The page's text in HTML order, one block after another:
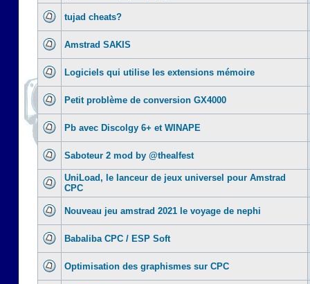
tujad cheats?
Amstrad SAKIS
Logiciels qui utilise les extensions mémoire
Petit problème de conversion GX4000
Pb avec Discolgy 6+ et WINAPE
Saboteur 2 mod by @thealfest
UniLoad, le lanceur de jeux universel pour Amstrad
CPC
Nouveau jeu amstrad 2021 le voyage de nephi
Babaliba CPC / ESP Soft
Optimisation des graphismes sur CPC